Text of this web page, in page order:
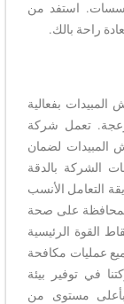
استفد من
راحة بالك.
بفعالية
تعمل شركة
المبيدات لضمان
الشركة بالدقة
التعامل الأنسب
للمحافظة على صحة
القوة الرئيسية
عمليات مكافحة
في توفير بيئة
بأعلى مستوى من